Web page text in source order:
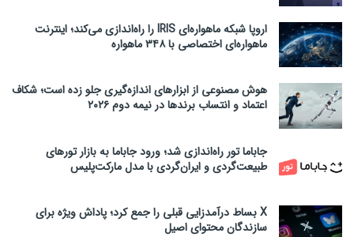
اروپا شبکه ماهواره‌ای IRIS را راه‌اندازی می‌کند؛ اینترنت
ماهواره‌ای اختصاصی با ۳۴۸ ماهواره
هوش مصنوعی از ابزارهای اندازه‌گیری جلو زده است؛ شکاف
اعتماد و انتساب برندها در نیمه دوم ۲۰۲۶
جاباما تور راه‌اندازی شد؛ ورود جاباما به بازار تورهای
طبیعت‌گردی و ایران‌گردی با مدل مارکت‌پلیس
X بساط درآمدزایی قبلی را جمع کرد؛ پاداش ویژه برای
سازندگان محتوای اصیل